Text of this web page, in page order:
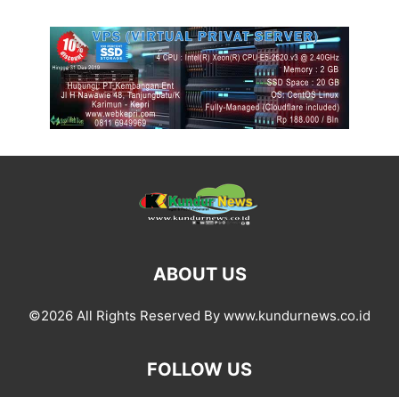
ABOUT US
©2026 All Rights Reserved By www.kundurnews.co.id
FOLLOW US